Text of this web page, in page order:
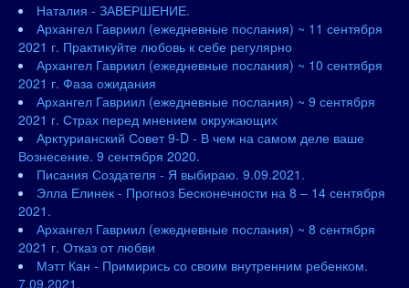
Наталия - ЗАВЕРШЕНИЕ.
Архангел Гавриил (ежедневные послания) ~ 11 сентября
2021 г. Практикуйте любовь к себе регулярно
Архангел Гавриил (ежедневные послания) ~ 10 сентября
2021 г. Фаза ожидания
Архангел Гавриил (ежедневные послания) ~ 9 сентября
2021 г. Страх перед мнением окружающих
Арктурианский Совет 9-D - В чем на самом деле ваше
Вознесение. 9 сентября 2020.
Писания Создателя - Я выбираю. 9.09.2021.
Элла Елинек - Прогноз Бесконечности на 8 – 14 сентября
2021.
Архангел Гавриил (ежедневные послания) ~ 8 сентября
2021 г. Отказ от любви
Мэтт Кан - Примирись со своим внутренним ребенком.
7.09.2021.